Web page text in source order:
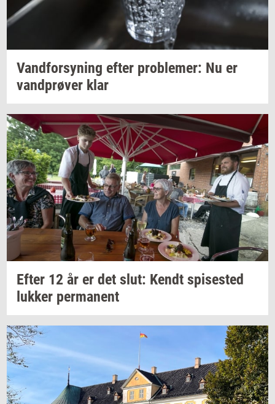
Vand­for­sy­ning efter pro­ble­mer: Nu er
vand­prø­ver klar
Efter 12 år er det slut: Kendt spi­se­sted
luk­ker per­ma­nent